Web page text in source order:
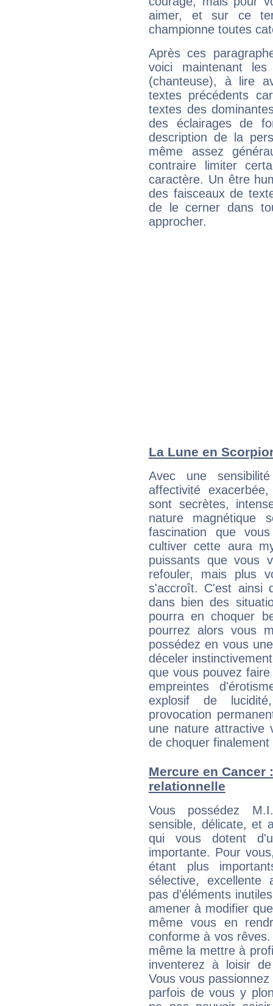
aimer, et sur ce
championne toutes
Après ces
voici maintenant
(chanteuse), à lire
textes précédents
textes des
des éclairages de
description de la
même assez
contraire limiter
caractère. Un être
des faisceaux de
de le cerner dans
approcher.
La Lune en
Avec une
affectivité
sont secrètes,
nature magnétique
fascination que
cultiver cette aura
puissants que vous
refouler, mais plus
s'accroît. C'est ainsi
dans bien des
pourra en choquer
pourrez alors vous
possédez en vous
déceler
que vous pouvez
empreintes
explosif de
provocation
une nature attractive
de choquer
Mercure en
relationnelle
Vous possédez
sensible, délicate, et
qui vous dotent
importante. Pour
étant plus
sélective, excellente
pas d'éléments
amener à modifier
même vous en
conforme à vos
même la mettre à
inventerez à loisir
Vous vous
parfois de vous y